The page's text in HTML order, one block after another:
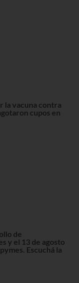
la vacuna contra
cupos en
de
y el 13 de agosto
Escuchá la